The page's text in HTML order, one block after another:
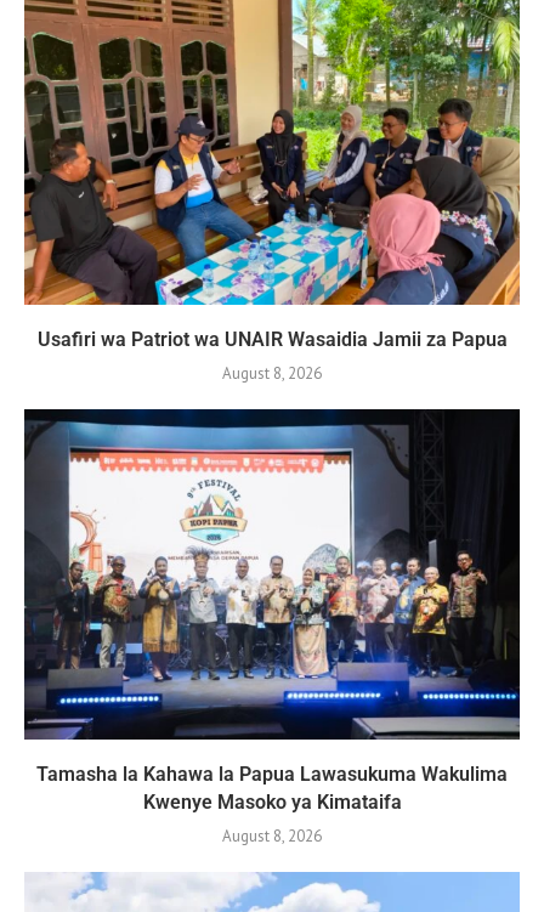
Usafiri wa Patriot wa UNAIR Wasaidia Jamii za Papua
August 8, 2026
Tamasha la Kahawa la Papua Lawasukuma Wakulima
Kwenye Masoko ya Kimataifa
August 8, 2026